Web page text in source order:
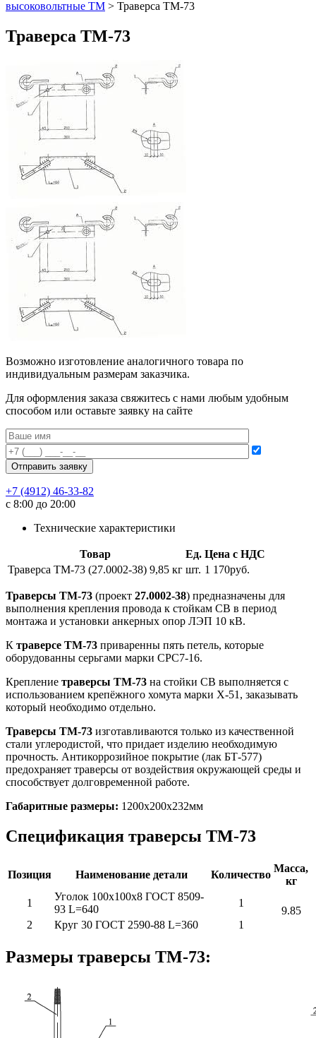
высоковольтные ТМ > Траверса ТМ-73
Траверса ТМ-73
Возможно изготовление аналогичного товара по
индивидуальным размерам заказчика.
Для оформления заказа свяжитесь с нами любым удобным
способом или оставьте заявку на сайте
+7 (4912) 46-33-82
с 8:00 до 20:00
Технические характеристики
Товар Ед. Цена с НДС
Траверса ТМ-73 (27.0002-38) 9,85 кг шт. 1 170руб.
Траверсы ТМ-73 (проект 27.0002-38) предназначены для
выполнения крепления провода к стойкам СВ в период
монтажа и установки анкерных опор ЛЭП 10 кВ.
К траверсе ТМ-73 приваренны пять петель, которые
оборудованны серьгами марки СРС7-16.
Крепление траверсы ТМ-73 на стойки СВ выполняется с
использованием крепёжного хомута марки Х-51, заказывать
который необходимо отдельно.
Траверсы ТМ-73 изготавливаются только из качественной
стали углеродистой, что придает изделию необходимую
прочность. Антикоррозийное покрытие (лак БТ-577)
предохраняет траверсы от воздействия окружающей среды и
способствует долговременной работе.
Габаритные размеры: 1200х200х232мм
Спецификация траверсы ТМ-73
Позиция Наименование детали Количество
Масса,
кг
1
Уголок 100х100х8 ГОСТ 8509-
93 L=640
1
9.85
2
Круг 30 ГОСТ 2590-88 L=360 1
Размеры траверсы ТМ-73: